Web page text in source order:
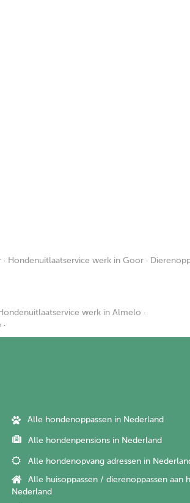
· Hondenuitlaatservice werk in Goor ·
werk in Almelo ·
·
Alle hondenoppassen in Nederland
Alle hondenpensions in Nederland
Alle hondenopvang adressen in
Alle huisoppassen / dierenoppassen aan
Nederland